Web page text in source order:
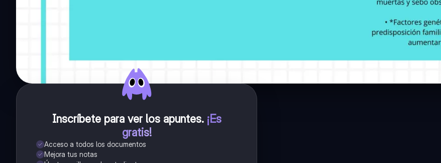
Inscríbete para ver los apuntes. ¡Es
gratis!
Acceso a todos los documentos
Mejora tus notas